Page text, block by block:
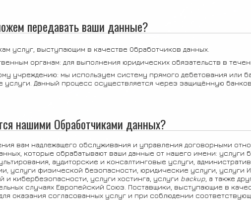
передавать ваши данные?
услуг, выступающим в качестве Обработчиков данных.
органам: для выполнения юридических обязательств в
учреждению: мы используем систему прямого дебетования или
услуги. Данный процесс осуществляется через защищённую
нашими Обработчиками данных?
вам надлежащего обслуживания и управления договорными
которые обрабатывают ваши данные от нашего имени: услуги
аудиторские и консалтинговые услуги,
услуги физической безопасности, юридические услуги, услуги
и кибербезопасности, услуги хостинга, услуги backup , а также
случаях Европейский Союз. Поставщики, выступающие в
оказания согласованных услуг и при соблюдении